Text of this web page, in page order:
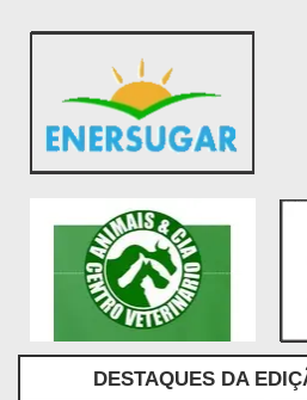
DESTAQUES DA